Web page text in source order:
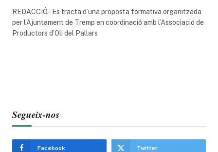
REDACCIÓ.- Es tracta d’una proposta formativa organitzada
per l’Ajuntament de Tremp en coordinació amb l’Associació de
Productors d’Oli del Pallars
Segueix-nos
Facebook Twitter